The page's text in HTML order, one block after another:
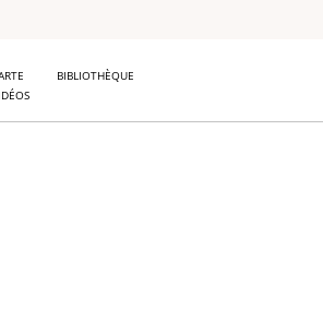
BIBLIOTHÈQUE